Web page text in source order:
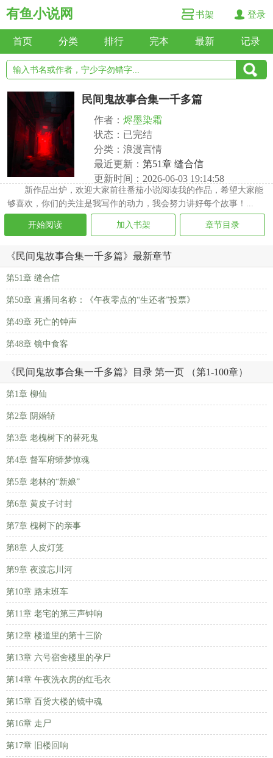
有鱼小说网 书架 登录
首页 分类 排行 完本 最新 记录
民间鬼故事合集一千多篇
作者： 烬墨染霜
状态：已完结
分类：浪漫言情
最近更新： 第51章 缝合信
更新时间：2026-06-03 19:14:58
新作品出炉，欢迎大家前往番茄小说阅读我的作品，希望大家能
够喜欢，你们的关注是我写作的动力，我会努力讲好每个故事！...
开始阅读 加入书架 章节目录
《民间鬼故事合集一千多篇》最新章节
第51章 缝合信
第50章 直播间名称：《午夜零点的“生还者”投票》
第49章 死亡的钟声
第48章 镜中食客
《民间鬼故事合集一千多篇》目录 第一页 （第1-100章）
第1章 柳仙
第2章 阴婚轿
第3章 老槐树下的替死鬼
第4章 督军府蟒梦惊魂
第5章 老林的“新娘”
第6章 黄皮子讨封
第7章 槐树下的亲事
第8章 人皮灯笼
第9章 夜渡忘川河
第10章 路末班车
第11章 老宅的第三声钟响
第12章 楼道里的第十三阶
第13章 六号宿舍楼里的孕尸
第14章 午夜洗衣房的红毛衣
第15章 百货大楼的镜中魂
第16章 走尸
第17章 旧楼回响